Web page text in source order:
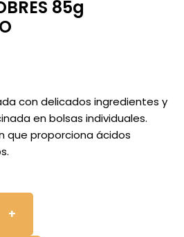
85g
con delicados ingredientes y
en bolsas individuales.
que proporciona ácidos
+